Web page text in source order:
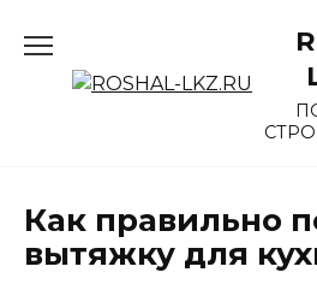
содержанию
Как правильно
вытяжку для